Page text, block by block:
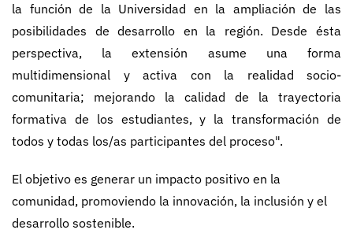
la función de la Universidad en la ampliación de las
posibilidades de desarrollo en la región. Desde ésta
perspectiva, la extensión asume una forma
multidimensional y activa con la realidad socio-
comunitaria; mejorando la calidad de la trayectoria
formativa de los estudiantes, y la transformación de
todos y todas los/as participantes del proceso".
El objetivo es generar un impacto positivo en la
comunidad, promoviendo la innovación, la inclusión y el
desarrollo sostenible.